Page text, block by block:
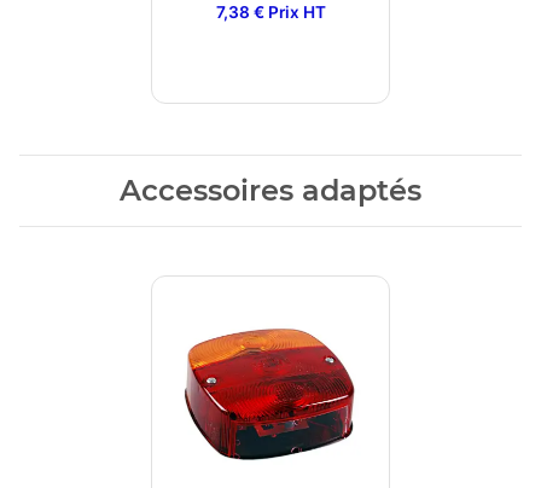
7,38 € Prix HT
Accessoires adaptés